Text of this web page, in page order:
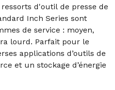
d'outil de presse de
Inch Series sont
de service : moyen,
lourd. Parfait pour le
applications d’outils de
et un stockage d’énergie